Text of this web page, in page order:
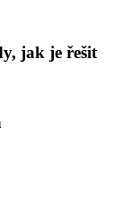
jak je řešit